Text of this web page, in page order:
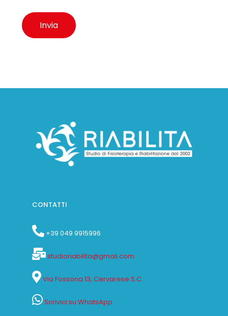
CONTATTI
+39 049 9915996
studioriabilita@gmail.com
Via Fossona 13, Cervarese S.C.
Scrivici su WhatsApp